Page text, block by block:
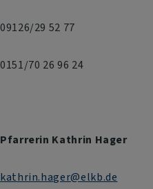
09126/29 52 77
0151/70 26 96 24
Pfarrerin Kathrin Hager
kathrin.hager@elkb.de